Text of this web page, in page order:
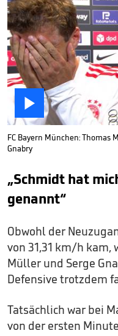

FC Bayern München: Thomas
Gnabry
„Schmidt hat
genannt“
Obwohl der
von 31,31 km/h
Müller und Serge
Defensive trotzdem
Tatsächlich war bei
von der ersten